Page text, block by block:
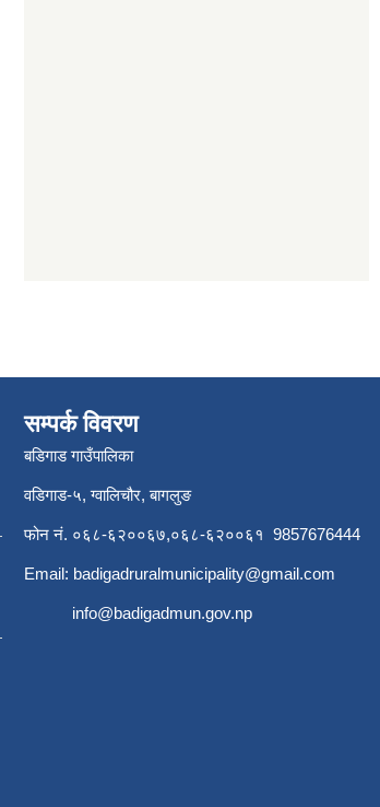
सम्पर्क विवरण
बडिगाड गाउँपालिका
वडिगाड-५, ग्वालिचौर, बागलुङ
फोन नं. ०६८-६२००६७,०६८-६२००६१ 9857676444
Email: badigadruralmunicipality@gmail.com
info@badigadmun.gov.np